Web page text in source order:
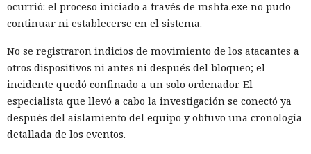
Hospital Infantil de Boston, que albergaba una base de datos
sobre la salud de estadounidenses durante la pandemia; la
chino de teléfonos Oppo; los servicios de criptomonedas
Coinbase y Uniswap Labs; el Consejo Superior de la
Magistratura de Italia; una unidad del saudí Al Rajhi Bank; y
el gobierno de Flandes en Bélgica.
A pesar del acceso a datos sensibles, los hackers en casi
ocurrió: el proceso iniciado a través de mshta.exe no pudo
continuar ni establecerse en el sistema.
No se registraron indicios de movimiento de los atacantes a
otros dispositivos ni antes ni después del bloqueo; el
incidente quedó confinado a un solo ordenador. El
especialista que llevó a cabo la investigación se conectó ya
después del aislamiento del equipo y obtuvo una cronología
detallada de los eventos.